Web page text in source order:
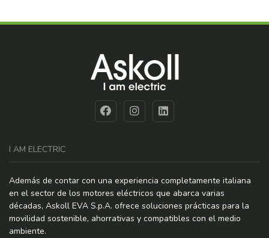
I AM ELECTRIC
Además de contar con una experiencia completamente italiana
en el sector de los motores eléctricos que abarca varias
décadas, Askoll EVA S.p.A. ofrece soluciones prácticas para la
movilidad sostenible, ahorrativas y compatibles con el medio
ambiente.